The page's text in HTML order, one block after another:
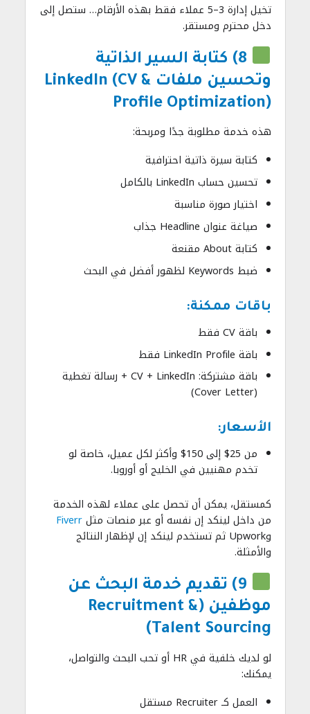
تخيل إدارة 3–5 عملاء فقط بهذه الأرقام… ستصل إلى
دخل محترم ومستقر.
8) كتابة السير الذاتية
وتحسين ملفات LinkedIn (CV &
Profile Optimization)
هذه خدمة مطلوبة جدًا ومربحة:
كتابة سيرة ذاتية احترافية
تحسين حساب LinkedIn بالكامل
اختيار صورة مناسبة
صياغة عنوان Headline جذاب
كتابة About مقنعة
ضبط Keywords لظهور أفضل في البحث
باقات ممكنة:
باقة CV فقط
باقة LinkedIn Profile فقط
باقة مشتركة: CV + LinkedIn + رسالة تغطية
(Cover Letter)
الأسعار:
من 25$ إلى 150$ وأكثر لكل عميل، خاصة لو
تخدم مهنيين في الخليج أو أوروبا.
كمستقل، يمكن أن تحصل على عملاء لهذه الخدمة
من داخل لينكد إن نفسه أو عبر منصات مثلFiverr
وUpwork ثم تستخدم لينكد إن لإظهار النتائج
والأمثلة.
9) تقديم خدمة البحث عن
موظفين (Recruitment &
Talent Sourcing)
لو لديك خلفية في HR أو تحب البحث والتواصل،
يمكنك:
العمل كـ Recruiter مستقل